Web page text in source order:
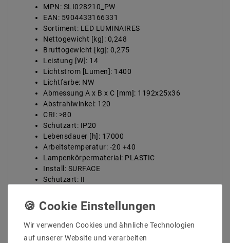
MPN: SLI028210_PW
EAN: 5904433166331
Sortiment: LED LUMINAIRES
Nettogewicht [kg]: 0,248
Bruttogewicht [kg]: 0,275
Leistung [W]: 14
Lichtstrom [Lumen]: 1400
Lichtfarbe: NW
Abmessung A x B x C [mm]: 1192x25x36
Abstrahlwinkel: 120
CRI: >80
Schutzart: IP20
Lebensdauer [h]: 17000
Arbeitstemperatur: -20 +40
Lampenkörpermaterial: PLASTIC
Install: SURFACE
Schutzart: II
Farbe des Lampenkörpers: WHITE
Anwendungsbereich: INT
Ihre Vorteile auf einen Blick
Wir verwenden Cookies und ähnliche Technologien
auf unserer Website und verarbeiten